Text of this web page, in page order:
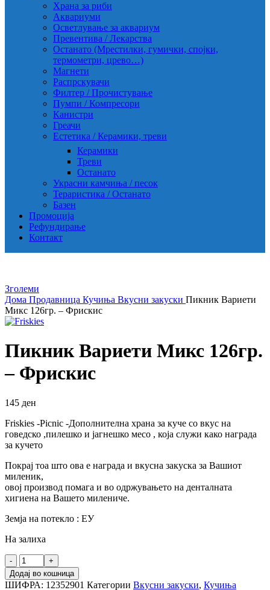
Храна за риби
Аквариуми
Осветлување за аквариум
Превентива / Лекарства
Останато (Мрестилки, гумички, спојки,
термометри, црево…)
Магнети
Распрскувачи
Филтер / Прочистување
Пумпи / Компресори
Канистри
Греачи
Естетика / Керамики, треви
Керамики
Треви
Останато
Украсни камчиња / песок
Тераристика / Останато
Базен
Промоција
Рефундирање
Контакт
Зголеми
Дома Продавница Кучиња Вкусни закуски Пикник Вариети
Микс 126гр. – Фрискис
Пикник Вариети Микс 126гр.
– Фрискис
145 ден
Friskies -Picnic -Дополнителна храна за куче со вкус на
говедско ,пилешко и јагнешко месо , која служи како награда
за кучето
Покрај тоа што ова е награда и вкусна закуска за Вашиот
миленик,
овој производ помага и во одржувањето на денталната
хигиена на Вашето милениче.
Земја на потекло : ЕУ
На залиха
Пикник
Вариети
Микс
Додај во кошница
ШИФРА: 12352901 Категории Вкусни закуски, Кучиња